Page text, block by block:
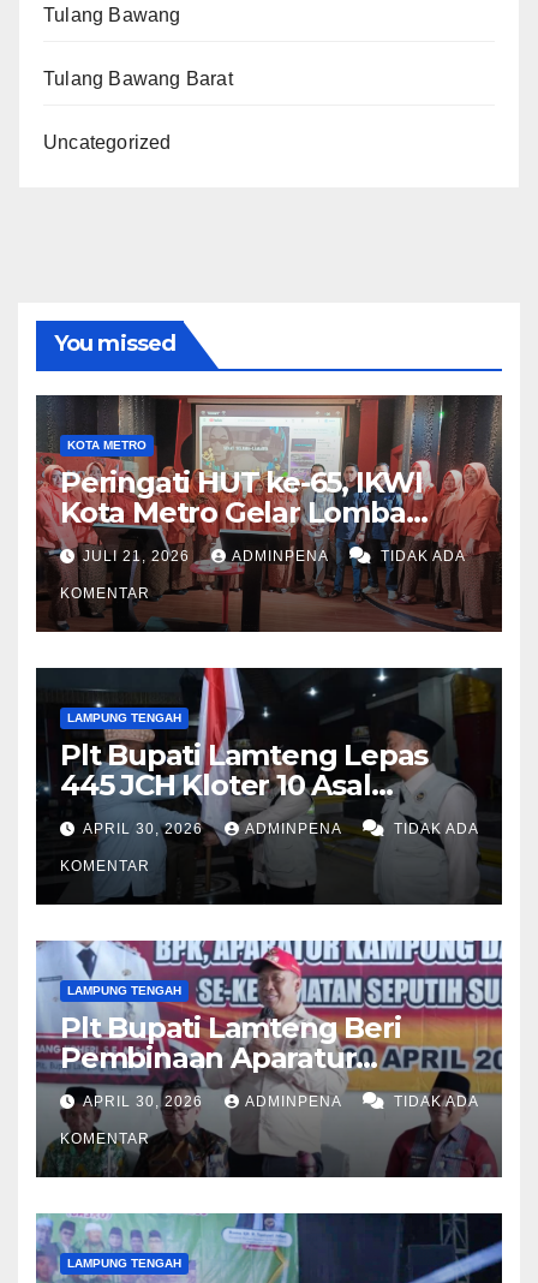
Tulang Bawang
Tulang Bawang Barat
Uncategorized
You missed
KOTA METRO
Peringati HUT ke-65, IKWI
Kota Metro Gelar Lomba
Fashion Show
JULI 21, 2026 ADMINPENA TIDAK ADA
KOMENTAR
LAMPUNG TENGAH
Plt Bupati Lamteng Lepas
445 JCH Kloter 10 Asal
Lamteng
APRIL 30, 2026 ADMINPENA TIDAK ADA
KOMENTAR
LAMPUNG TENGAH
Plt Bupati Lamteng Beri
Pembinaan Aparatur
Kampung
APRIL 30, 2026 ADMINPENA TIDAK ADA
KOMENTAR
LAMPUNG TENGAH